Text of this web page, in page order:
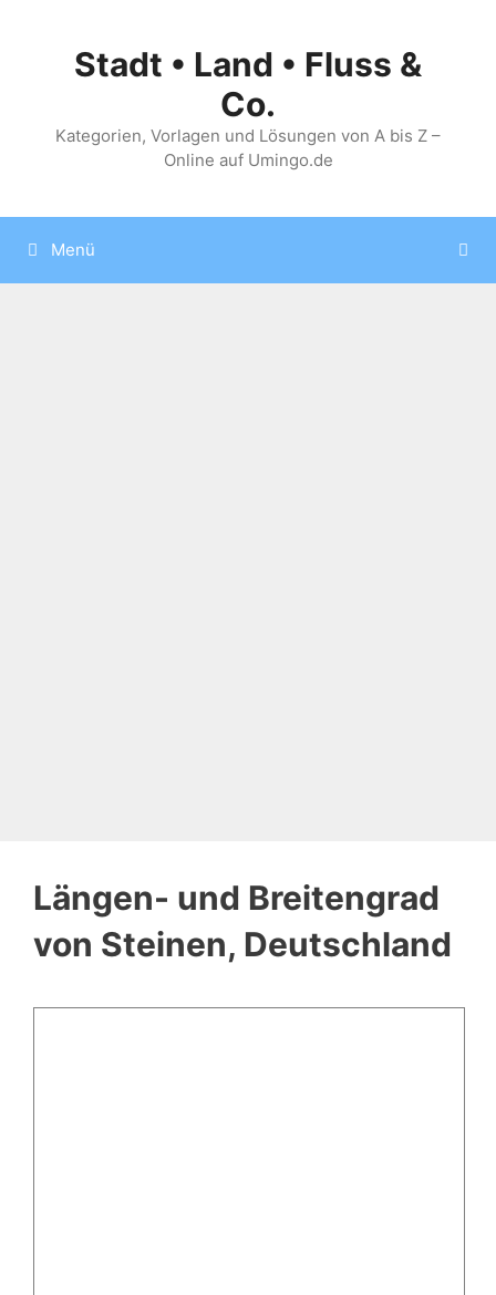
springenStadt • Land • Fluss &
Co.
Kategorien, Vorlagen und Lösungen von A bis Z –
Online auf Umingo.de
Menü
Längen- und Breitengrad
von Steinen, Deutschland